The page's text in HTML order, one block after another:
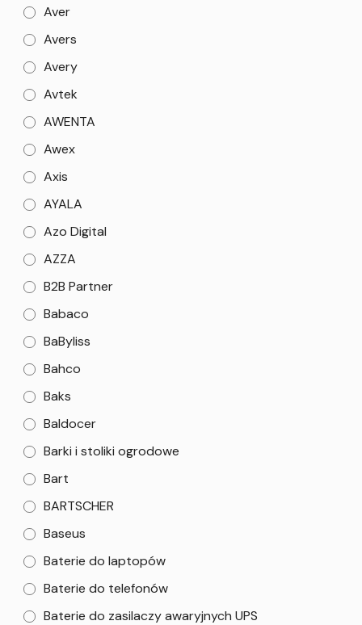
Aver
Avers
Avery
Avtek
AWENTA
Awex
Axis
AYALA
Azo Digital
AZZA
B2B Partner
Babaco
BaByliss
Bahco
Baks
Baldocer
Barki i stoliki ogrodowe
Bart
BARTSCHER
Baseus
Baterie do laptopów
Baterie do telefonów
Baterie do zasilaczy awaryjnych UPS